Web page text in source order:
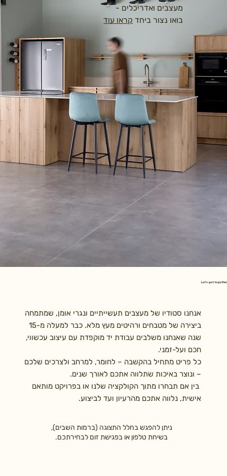
מעצבים ואדריכלים -
בואו נצור ביחד קראו עוד
Let's get together
אנחנו סטודיו של מעצבים תעשייתיים ונגרי אומן, שמתמחה
ביצירה של מטבחים ורהיטים מעץ מלא. כבר למעלה מ-15
שנה שאנחנו משלבים עבודת יד מוקפדת עם עיצוב עכשווי,
חכם ועל-זמני.
כל פריט מתחיל בהקשבה – לחומר, למרחב ולצרכים שלכם
– ונוצר באיכות שתלווה אתכם לאורך שנים.
בין אם תבחרו מתוך הקולקציה שלנו או בפרויקט מותאם
אישית, נלווה אתכם מהרעיון ועד לביצוע.
ניתן להפגש בחלל התצוגה (ברמות השבים),
בשיחת טלפון או בפגישת זום לבחירתכם.